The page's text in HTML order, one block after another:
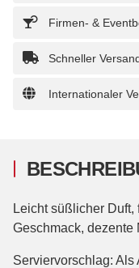
Firmen- &
Schneller
Internationaler
Leicht süßlicher
Geschmack, dezente
Serviervorschlag: Als